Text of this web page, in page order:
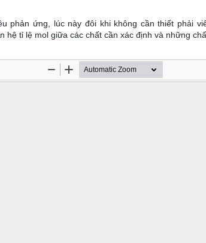
phản ứng, lúc này đôi khi không cần thiết phải
tỉ lệ mol giữa các chất cần xác định và những